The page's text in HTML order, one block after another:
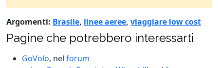
Argomenti: Brasile, linee aeree, viaggiare low cost
Pagine che potrebbero interessarti
GoVolo, nel forum